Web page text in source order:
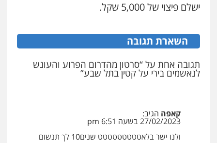
ישלם פיצוי של 5,000 שקל.
השארת תגובה
תגובה אחת על “סרטון מהדרום הפרוע והעונש
לנאשמים בירי על קטין בתל שבע”
קאפה הגיב:
27/02/2023 בשעה 6:51 pm
ולנו ישר בלאטטטטטטטטט שנים10 לך תנשום
קורל קרוז – עורך דין פלילי
0545437431
עו"ד עלי סעדי
פלילי פשיעה חמורה ליווי וייצוג בחקירות
ומעצרים
עו"ד תומר בנישתי
פלילי מעצרים וחקירות
חמורה